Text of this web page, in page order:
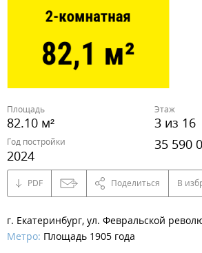
Площадь
82.10 м²
Этаж
3 из 16
Год постройки
2024
35 590
PDF Поделиться В
г. Екатеринбург, ул. Февральской
Метро: Площадь 1905 года